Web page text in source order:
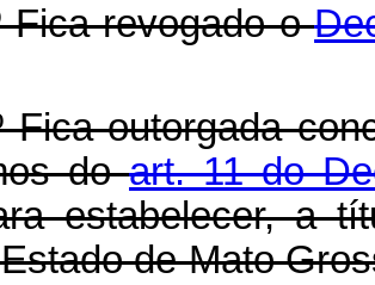
Fica revogado o
Fica outorgada
doart. 11 do
estabelecer, a
de Mato